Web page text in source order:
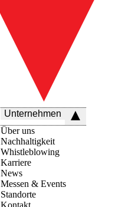
Unternehmen
Über uns
Nachhaltigkeit
Whistleblowing
Karriere
News
Messen & Events
Standorte
Kontakt